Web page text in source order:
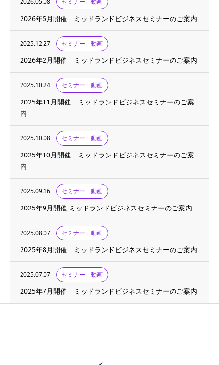
2026.05.08 セミナー・動画
2026年5月開催 ミッドランドビジネスセミナーのご案内
2025.12.27 セミナー・動画
2026年2月開催 ミッドランドビジネスセミナーのご案内
2025.10.24 セミナー・動画
2025年11月開催 ミッドランドビジネスセミナーのご案
内
2025.10.08 セミナー・動画
2025年10月開催 ミッドランドビジネスセミナーのご案
内
2025.09.16 セミナー・動画
2025年9月開催 ミッドランドビジネスセミナーのご案内
2025.08.07 セミナー・動画
2025年8月開催 ミッドランドビジネスセミナーのご案内
2025.07.07 セミナー・動画
2025年7月開催 ミッドランドビジネスセミナーのご案内